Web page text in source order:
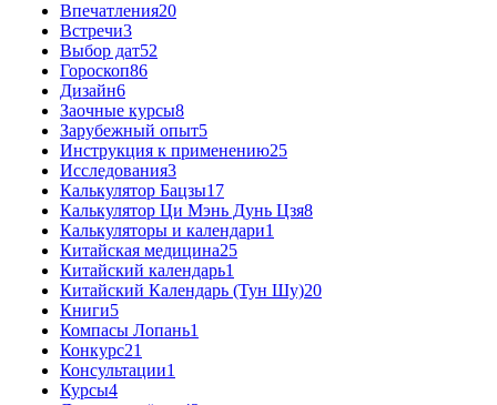
Впечатления20
Встречи3
Выбор дат52
Гороскоп86
Дизайн6
Заочные курсы8
Зарубежный опыт5
Инструкция к применению25
Исследования3
Калькулятор Бацзы17
Калькулятор Ци Мэнь Дунь Цзя8
Калькуляторы и календари1
Китайская медицина25
Китайский календарь1
Китайский Календарь (Тун Шу)20
Книги5
Компасы Лопань1
Конкурс21
Консультации1
Курсы4